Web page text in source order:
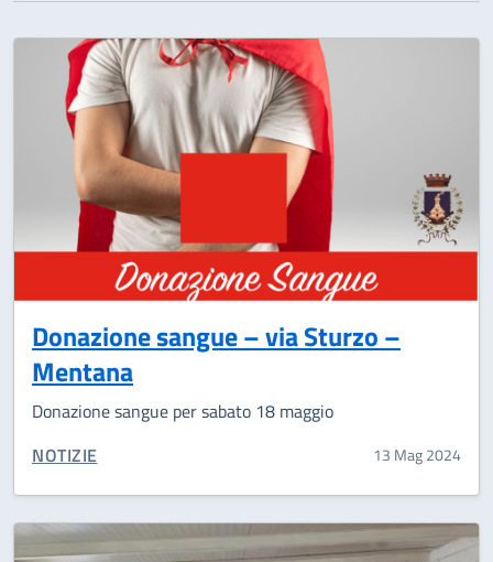
Donazione sangue – via Sturzo –
Mentana
Donazione sangue per sabato 18 maggio
CATEGORIA CORRELATA:
NOTIZIE 13 Mag 2024